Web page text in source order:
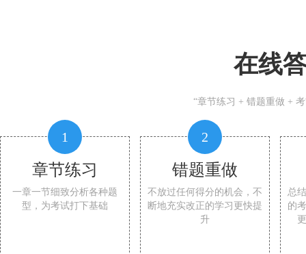
在线
“章节练习 + 错题重做 +
1
章节练习
一章一节细致分析各种题
型，为考试打下基础
2
错题重做
不放过任何得分的机会，不
断地充实改正的学习更快提
升
总
的